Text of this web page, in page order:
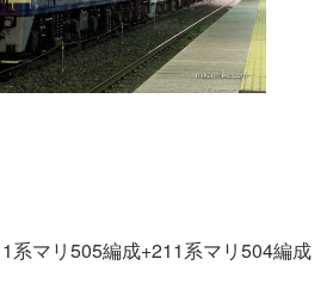
系マリ505編成+211系マリ504編成